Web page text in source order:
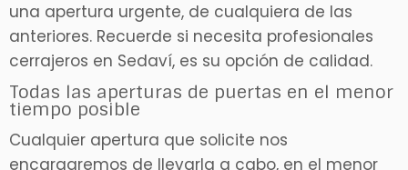
una apertura urgente, de cualquiera de las
anteriores. Recuerde si necesita profesionales
cerrajeros en Sedaví, es su opción de calidad.
Todas las aperturas de puertas en el menor
tiempo posible
Cualquier apertura que solicite nos
encargaremos de llevarla a cabo, en el menor